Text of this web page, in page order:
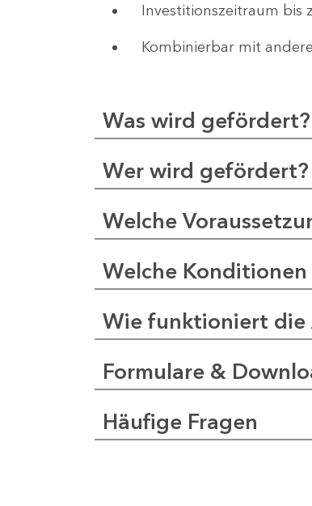
Investitionszeitraum bis
Kombinierbar mit
Was wird gefördert?
Wer wird gefördert?
Welche
Welche
Wie funktioniert
Formulare &
Häufige Fragen